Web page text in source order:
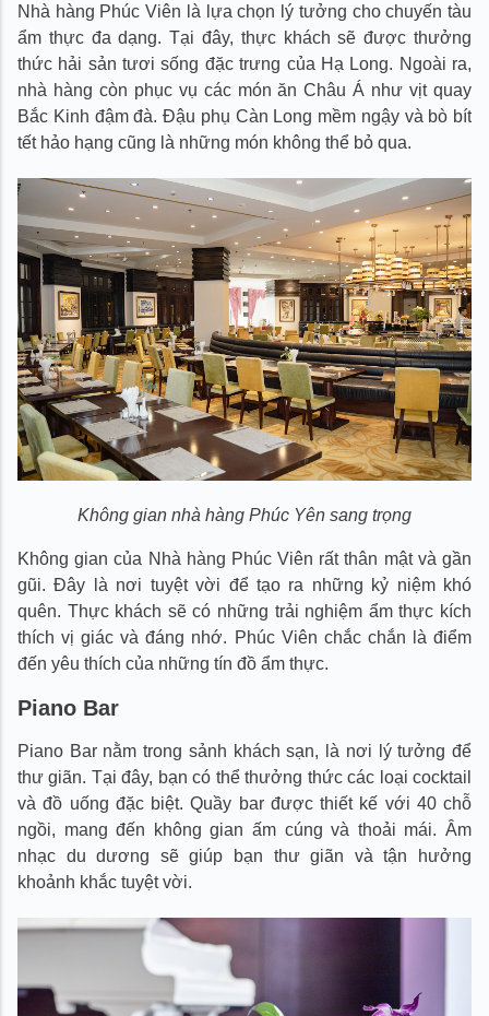
Nhà hàng Phúc Viên là lựa chọn lý tưởng cho chuyến tàu
ẩm thực đa dạng. Tại đây, thực khách sẽ được thưởng
thức hải sản tươi sống đặc trưng của Hạ Long. Ngoài ra,
nhà hàng còn phục vụ các món ăn Châu Á như vịt quay
Bắc Kinh đậm đà. Đậu phụ Càn Long mềm ngậy và bò bít
tết hảo hạng cũng là những món không thể bỏ qua.
Không gian nhà hàng Phúc Yên sang trọng
Không gian của Nhà hàng Phúc Viên rất thân mật và gần
gũi. Đây là nơi tuyệt vời để tạo ra những kỷ niệm khó
quên. Thực khách sẽ có những trải nghiệm ẩm thực kích
thích vị giác và đáng nhớ. Phúc Viên chắc chắn là điểm
đến yêu thích của những tín đồ ẩm thực.
Piano Bar
Piano Bar nằm trong sảnh khách sạn, là nơi lý tưởng để
thư giãn. Tại đây, bạn có thể thưởng thức các loại cocktail
và đồ uống đặc biệt. Quầy bar được thiết kế với 40 chỗ
ngồi, mang đến không gian ấm cúng và thoải mái. Âm
nhạc du dương sẽ giúp bạn thư giãn và tận hưởng
khoảnh khắc tuyệt vời.